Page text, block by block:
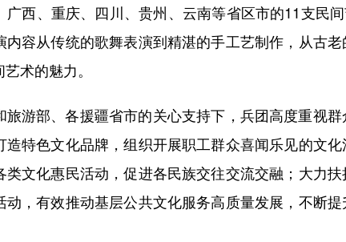
、重庆、四川、贵州、云南等省区市的11支民
容从传统的歌舞表演到精湛的手工艺制作，从古
术的魅力。
部、各援疆省市的关心支持下，兵团高度重视群
特色文化品牌，组织开展职工群众喜闻乐见的文
文化惠民活动，促进各民族交往交流交融；大力
动，有效推动基层公共文化服务高质量发展，不断